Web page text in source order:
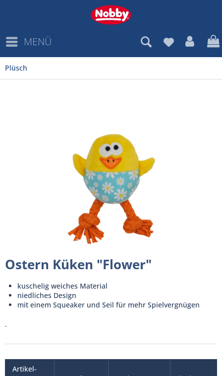
MENÜ
Plüsch
Ostern Küken "Flower"
kuschelig weiches Material
niedliches Design
mit einem Squeaker und Seil für mehr Spielvergnügen
.
Artikel-